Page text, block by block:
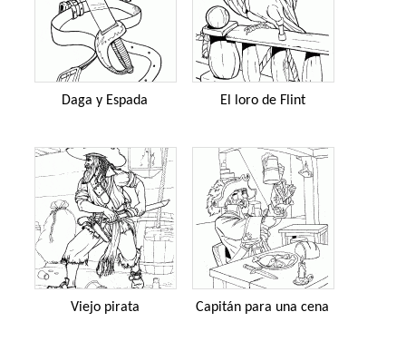
Daga y Espada El loro de Flint
Viejo pirata Capitán para una cena